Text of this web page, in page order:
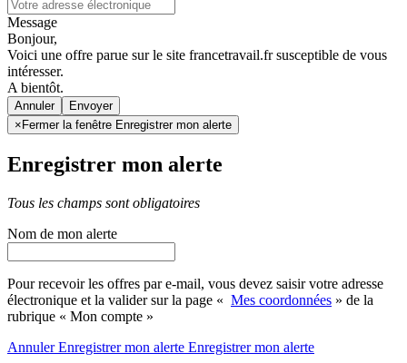
Message
Bonjour,
Voici une offre parue sur le site francetravail.fr susceptible de vous
intéresser.
A bientôt.
Annuler
× Fermer la fenêtre Enregistrer mon alerte
Enregistrer mon alerte
Tous les champs sont obligatoires
Nom de mon alerte
Pour recevoir les offres par e-mail, vous devez saisir votre adresse
électronique et la valider sur la page « Mes coordonnées » de la
rubrique « Mon compte »
AnnulerEnregistrer mon alerte Enregistrermon alerte